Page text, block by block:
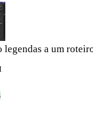
legendas a um